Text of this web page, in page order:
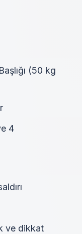
(50 kg
4
ve dikkat